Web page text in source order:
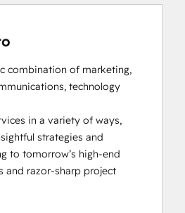
combination of marketing,
technology
in a variety of ways,
strategies and
to tomorrow’s high-end
and razor-sharp project